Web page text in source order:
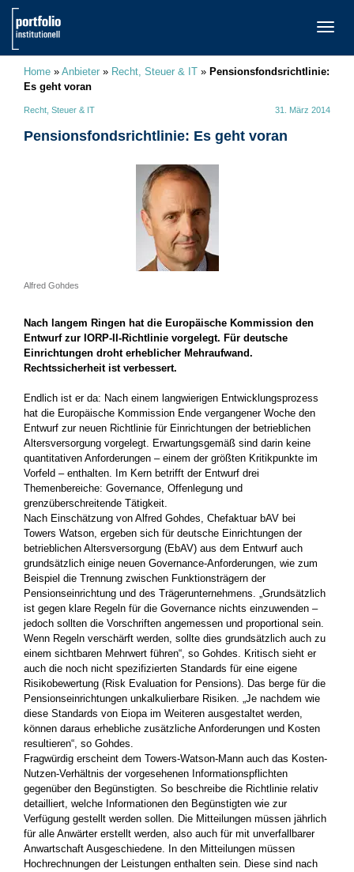
Home » Anbieter » Recht, Steuer & IT » Pensionsfondsrichtlinie:
Es geht voran
Recht, Steuer & IT 31. März 2014
Pensionsfondsrichtlinie: Es geht voran
Alfred Gohdes
Nach langem Ringen hat die Europäische Kommission den
Entwurf zur IORP-II-Richtlinie vorgelegt. Für deutsche
Einrichtungen droht erheblicher Mehraufwand.
Rechtssicherheit ist verbessert.
Endlich ist er da: Nach einem langwierigen Entwicklungsprozess
hat die Europäische Kommission Ende vergangener Woche den
Entwurf zur neuen Richtlinie für Einrichtungen der betrieblichen
Altersversorgung vorgelegt. Erwartungsgemäß sind darin keine
quantitativen Anforderungen – einem der größten Kritikpunkte im
Vorfeld – enthalten. Im Kern betrifft der Entwurf drei
Themenbereiche: Governance, Offenlegung und
grenzüberschreitende Tätigkeit.
Nach Einschätzung von Alfred Gohdes, Chefaktuar bAV bei
Towers Watson, ergeben sich für deutsche Einrichtungen der
betrieblichen Altersversorgung (EbAV) aus dem Entwurf auch
grundsätzlich einige neuen Governance-Anforderungen, wie zum
Beispiel die Trennung zwischen Funktionsträgern der
Pensionseinrichtung und des Trägerunternehmens. „Grundsätzlich
ist gegen klare Regeln für die Governance nichts einzuwenden –
jedoch sollten die Vorschriften angemessen und proportional sein.
Wenn Regeln verschärft werden, sollte dies grundsätzlich auch zu
einem sichtbaren Mehrwert führen“, so Gohdes. Kritisch sieht er
auch die noch nicht spezifizierten Standards für eine eigene
Risikobewertung (Risk Evaluation for Pensions). Das berge für die
Pensionseinrichtungen unkalkulierbare Risiken. „Je nachdem wie
diese Standards von Eiopa im Weiteren ausgestaltet werden,
können daraus erhebliche zusätzliche Anforderungen und Kosten
resultieren“, so Gohdes.
Fragwürdig erscheint dem Towers-Watson-Mann auch das Kosten-
Nutzen-Verhältnis der vorgesehenen Informationspflichten
gegenüber den Begünstigten. So beschreibe die Richtlinie relativ
detailliert, welche Informationen den Begünstigten wie zur
Verfügung gestellt werden sollen. Die Mitteilungen müssen jährlich
für alle Anwärter erstellt werden, also auch für mit unverfallbarer
Anwartschaft Ausgeschiedene. In den Mitteilungen müssen
Hochrechnungen der Leistungen enthalten sein. Diese sind nach